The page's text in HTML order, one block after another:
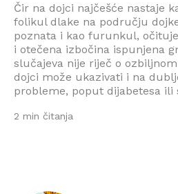
Čir na dojci najčešće nastaje
folikul dlake na području
poznata i kao furunkul,
i otečena izbočina ispunjena
slučajeva nije riječ o
dojci može ukazivati i na
probleme, poput dijabetesa
2 min čitanja